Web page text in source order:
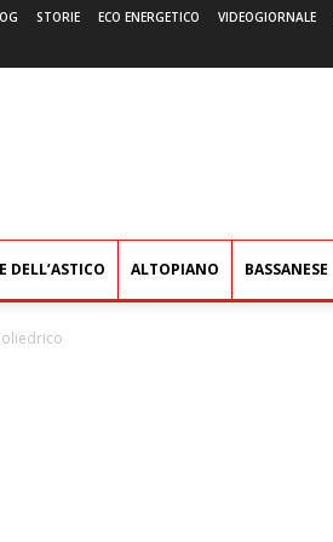
STORIE ECO ENERGETICO VIDEOGIORNALE
DELL’ASTICO ALTOPIANO BASSANESE